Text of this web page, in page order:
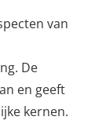
van
De
en geeft
kernen.